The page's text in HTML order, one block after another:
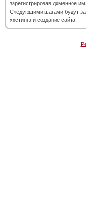
зарегистрировав доменное
Следующими шагами будут
хостинга и создание сайта.